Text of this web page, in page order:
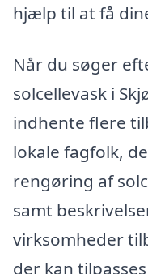
hjælp til at få
Når du søger
solcellevask i
indhente flere
lokale fagfolk,
rengøring af
samt
virksomheder
der kan